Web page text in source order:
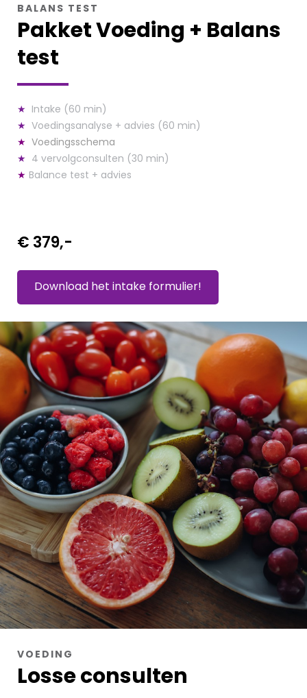
BALANS TEST
Pakket Voeding + Balans
test
★ Intake (60 min)
★ Voedingsanalyse + advies (60 min)
★ Voedingsschema
★ 4 vervolgconsulten (30 min)
★ Balance test + advies
€ 379,-
Download het intake formulier!
VOEDING
Losse consulten